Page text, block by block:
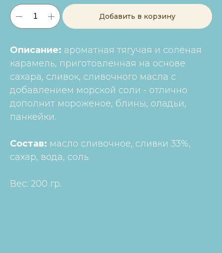
Добавить в корзину
Описание: ароматная тягучая и солёная
карамель, приготовленная на основе
сахара, сливок, сливочного масла с
добавлением морской соли - отлично
дополнит мороженое, блины, оладьи,
панкейки.
Состав: масло сливочное, сливки 33%,
сахар, вода, соль.
Вес: 200 гр.